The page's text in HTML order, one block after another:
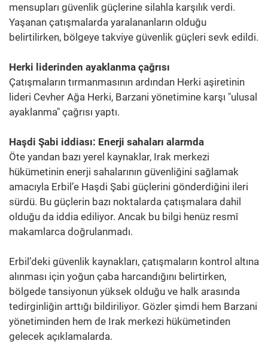
mensupları güvenlik güçlerine silahla karşılık verdi.
Yaşanan çatışmalarda yaralananların olduğu
belirtilirken, bölgeye takviye güvenlik güçleri sevk edildi.
Herki liderinden ayaklanma çağrısı
Çatışmaların tırmanmasının ardından Herki aşiretinin
lideri Cevher Ağa Herki, Barzani yönetimine karşı "ulusal
ayaklanma" çağrısı yaptı.
Haşdi Şabi iddiası: Enerji sahaları alarmda
Öte yandan bazı yerel kaynaklar, Irak merkezi
hükümetinin enerji sahalarının güvenliğini sağlamak
amacıyla Erbil’e Haşdi Şabi güçlerini gönderdiğini ileri
sürdü. Bu güçlerin bazı noktalarda çatışmalara dahil
olduğu da iddia ediliyor. Ancak bu bilgi henüz resmî
makamlarca doğrulanmadı.
Erbil’deki güvenlik kaynakları, çatışmaların kontrol altına
alınması için yoğun çaba harcandığını belirtirken,
bölgede tansiyonun yüksek olduğu ve halk arasında
tedirginliğin arttığı bildiriliyor. Gözler şimdi hem Barzani
yönetiminden hem de Irak merkezi hükümetinden
gelecek açıklamalarda.